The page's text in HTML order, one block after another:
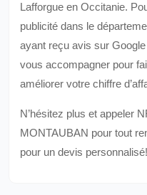
Lafforgue en Occitanie.
publicité dans le
ayant reçu avis sur
vous accompagner pour
améliorer votre chiffre
N’hésitez plus et appeler
MONTAUBAN pour tout
pour un devis personnalisé!